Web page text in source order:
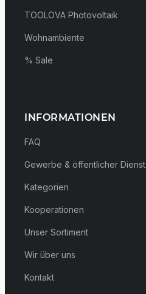
TOOLOVA Photovoltaik
Wohnambiente
% Sale
INFORMATIONEN
FAQ
Gewerbe & öffentlicher Dienst
Kategorien
Kooperationen
Unser Sortiment
Wir über uns
Kontakt